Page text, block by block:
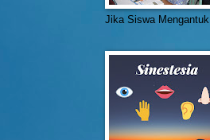
Jika Siswa Mengantuk